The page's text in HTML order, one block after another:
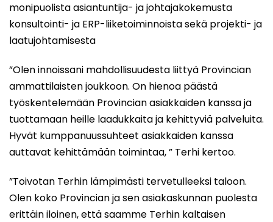
monipuolista asiantuntija- ja johtajakokemusta
konsultointi- ja ERP-liiketoiminnoista sekä projekti- ja
laatujohtamisesta
”Olen innoissani mahdollisuudesta liittyä Provincian
ammattilaisten joukkoon. On hienoa päästä
työskentelemään Provincian asiakkaiden kanssa ja
tuottamaan heille laadukkaita ja kehittyviä palveluita.
Hyvät kumppanuussuhteet asiakkaiden kanssa
auttavat kehittämään toimintaa, ” Terhi kertoo.
”Toivotan Terhin lämpimästi tervetulleeksi taloon.
Olen koko Provincian ja sen asiakaskunnan puolesta
erittäin iloinen, että saamme Terhin kaltaisen